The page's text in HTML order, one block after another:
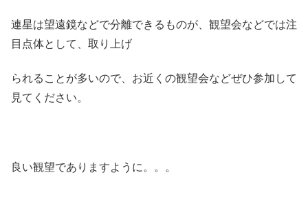
連星は望遠鏡などで分離できるものが、観望会などでは注
目点体として、取り上げ
られることが多いので、お近くの観望会などぜひ参加して
見てください。
良い観望でありますように。。。